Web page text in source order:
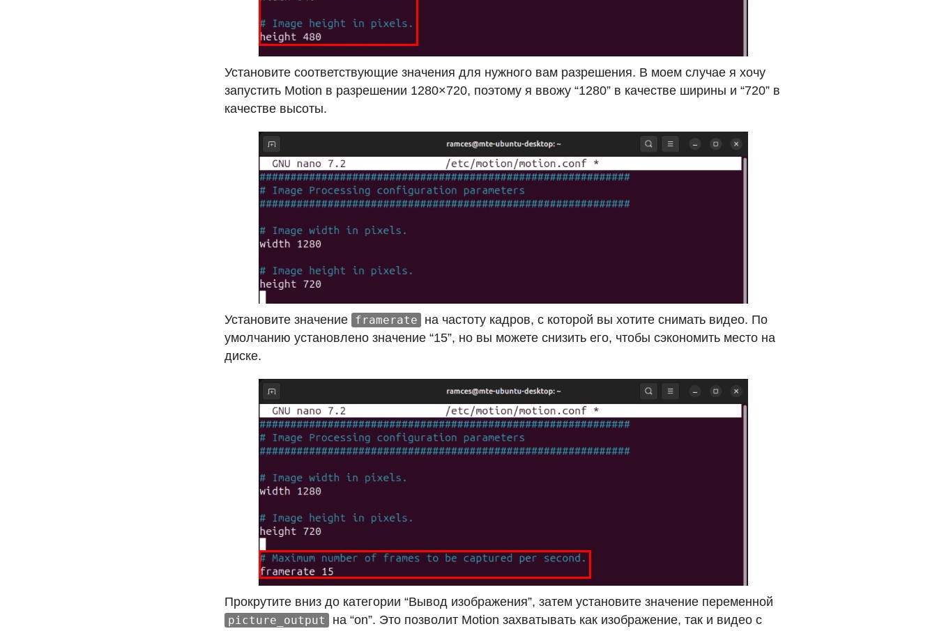
Установите соответствующие значения для нужного вам разрешения. В моем случае я хочу
запустить Motion в разрешении 1280×720, поэтому я ввожу “1280” в качестве ширины и “720” в
качестве высоты.
Установите значение framerate
на частоту кадров, с которой вы хотите снимать видео. По
умолчанию установлено значение “15”, но вы можете снизить его, чтобы сэкономить место на
диске.
Прокрутите вниз до категории “Вывод изображения”, затем установите значение переменной
picture_output на “on”. Это позволит Motion захватывать как изображение, так и видео с